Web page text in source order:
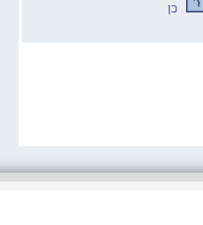
כן